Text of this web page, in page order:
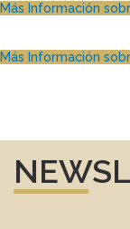
Más Información
Más Información